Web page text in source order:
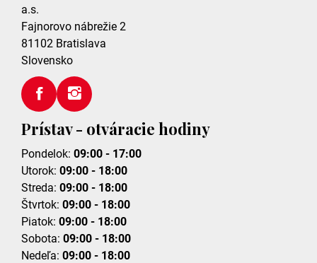
a.s.
Fajnorovo nábrežie 2
81102 Bratislava
Slovensko
Prístav - otváracie hodiny
Pondelok: 09:00 - 17:00
Utorok: 09:00 - 18:00
Streda: 09:00 - 18:00
Štvrtok: 09:00 - 18:00
Piatok: 09:00 - 18:00
Sobota: 09:00 - 18:00
Nedeľa: 09:00 - 18:00